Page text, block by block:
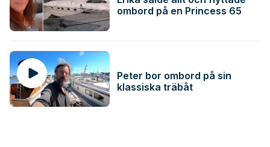
ombord på en Princess 65
Peter bor ombord på sin
klassiska träbåt